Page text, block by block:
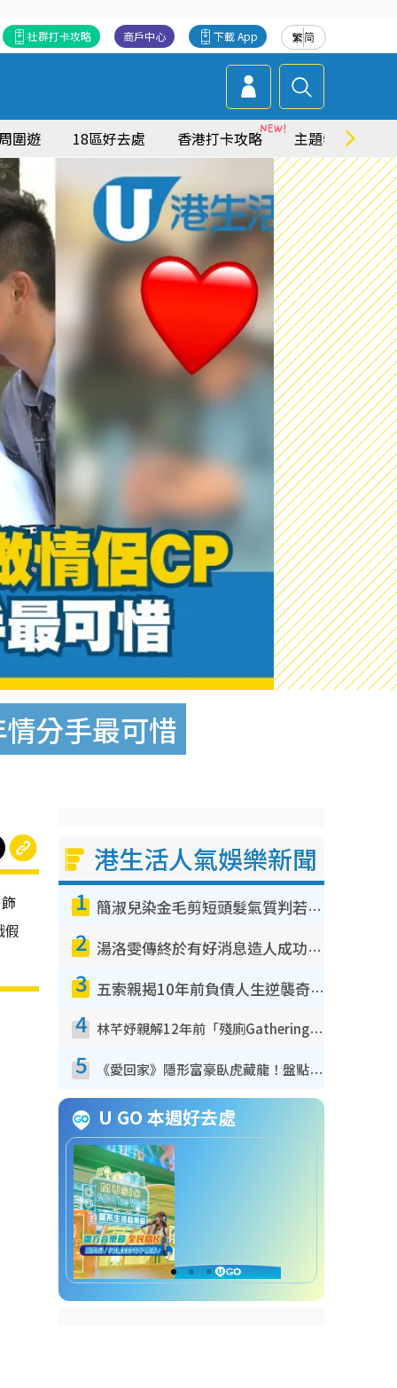
繁简
下載 App
商戶中心
社群打卡攻略
圍遊 18區好去處 香港打卡攻略 主題特集
分手最可惜
假
港生活人氣娛樂新聞
1 簡淑兒染金毛剪短頭髮氣質判若兩人！嚇壞老公麥大力都認唔出：「你做咩事？」
2 湯洛雯傳終於有好消息造人成功！兩大細節曝孕味極濃惹猜測：大肚婆先會咁！
3 五索親揭10年前負債人生逆襲奇蹟！全靠去一地方轉運後即遇上馬先生
4 林芊妤親解12年前「殘廁Gathering」真相！高層解約一句話重創尊嚴至今拒返TVB
5 《愛回家》隱形富豪臥虎藏龍！盤點12位財氣逼人的有錢藝人：呢位靚女3億身家唔憂做
U GO 本週好去處